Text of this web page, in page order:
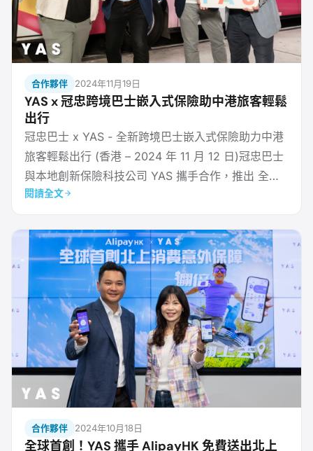
合作夥伴 2024年11月19日
YAS x 冠忠跨境巴士嵌入式保險助中港旅客輕鬆
出行
冠忠巴士 x YAS - 全新跨境巴士嵌入式保險助力中港
旅客輕鬆出行 (香港 – 2024 年 11 月 12 日)冠忠巴士
與本地創新保險科技公司 YAS 攜手合作，推出 全港
首個跨境巴士嵌入式旅遊保險。此項服務為香港前往
面的旅遊保險保障。YAS 更聯同多家知名零售商及合
作單 位，為旅客帶來豐富的購物優惠，促進兩地旅遊
交流，推動大灣區旅遊業發展。 *
閱讀全文
合作夥伴 2024年10月18日
全球首創！YAS 攜手 AlipayHK 免費送出北上